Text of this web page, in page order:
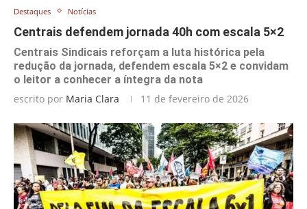
Destaques Notícias
Centrais defendem jornada 40h com escala 5×2
Centrais Sindicais reforçam a luta histórica pela
redução da jornada, defendem escala 5×2 e convidam
o leitor a conhecer a íntegra da nota
escrito por Maria Clara 11 de fevereiro de 2026